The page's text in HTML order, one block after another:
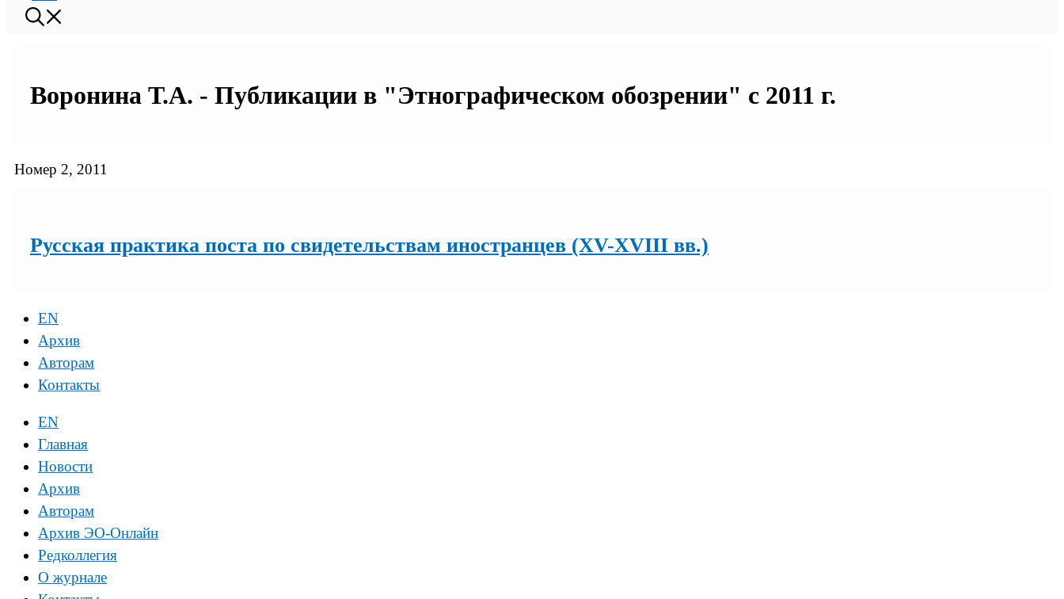
Воронина Т.А. - Публикации в "Этнографическом обозрении" с 2011 г.
Номер 2, 2011
Русская практика поста по свидетельствам иностранцев (XV-XVIII вв.)
EN
Архив
Авторам
Контакты
EN
Главная
Новости
Архив
Авторам
Архив ЭО-Онлайн
Редколлегия
О журнале